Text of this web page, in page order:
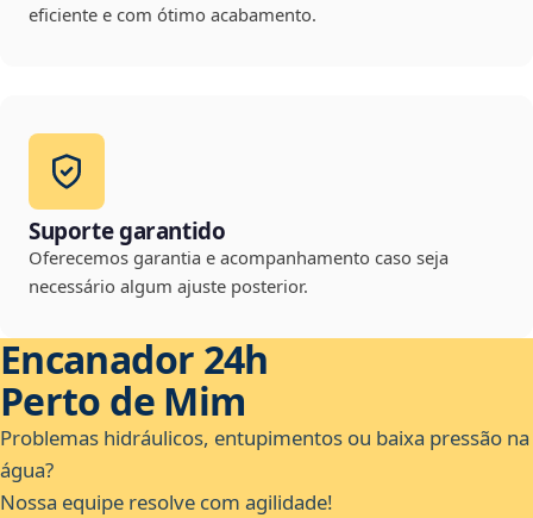
eficiente e com ótimo acabamento.
Suporte garantido
Oferecemos garantia e acompanhamento caso seja
necessário algum ajuste posterior.
Encanador 24h
Perto de Mim
Problemas hidráulicos, entupimentos ou baixa pressão na
água?
Nossa equipe resolve com agilidade!